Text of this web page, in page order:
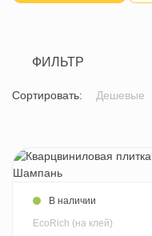
Сортировать: Дешевые
ФИЛЬТР
В наличии
EcoRich (на клей)